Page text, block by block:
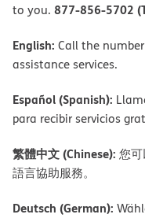
to you. 877-856-5702
English: Call the
assistance services.
Español (Spanish):
para recibir servicios
繁體中文 (Chinese): 您
語言協助服務。
Deutsch (German):